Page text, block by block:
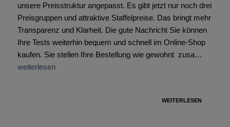
unsere Preisstruktur angepasst. Es gibt jetzt nur noch drei
Preisgruppen und attraktive Staffelpreise. Das bringt mehr
Transparenz und Klarheit. Die gute Nachricht Sie können
Ihre Tests weiterhin bequem und schnell im Online-Shop
kaufen. Sie stellen Ihre Bestellung wie gewohnt zusa…
weiterlesen
WEITERLESEN